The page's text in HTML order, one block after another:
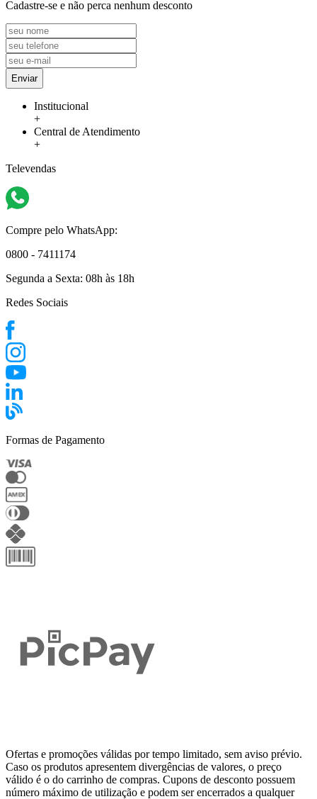
Cadastre-se e não perca nenhum desconto
Enviar
Institucional
+
Central de Atendimento
+
Televendas
Compre pelo WhatsApp:
0800 - 7411174
Segunda a Sexta: 08h às 18h
Redes Sociais
Formas de Pagamento
Ofertas e promoções válidas por tempo limitado, sem aviso prévio.
Caso os produtos apresentem divergências de valores, o preço
válido é o do carrinho de compras. Cupons de desconto possuem
número máximo de utilização e podem ser encerrados a qualquer